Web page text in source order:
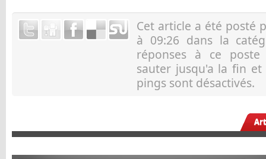
Cet article a été posté
à 09:26 dans la
réponses à ce
sauter jusqu'a la fin et
pings sont désactivés.